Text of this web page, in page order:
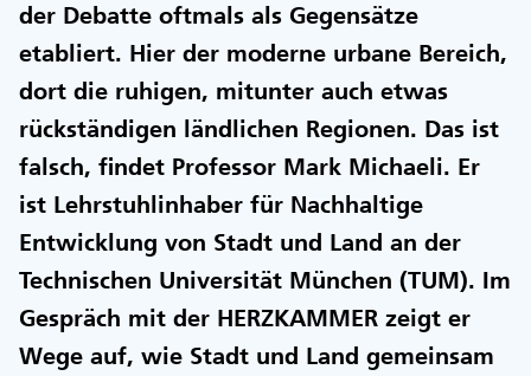
der Debatte oftmals als Gegensätze
etabliert. Hier der moderne urbane Bereich,
dort die ruhigen, mitunter auch etwas
rückständigen ländlichen Regionen. Das ist
falsch, findet Professor Mark Michaeli. Er
ist Lehrstuhlinhaber für Nachhaltige
Entwicklung von Stadt und Land an der
Technischen Universität München (TUM). Im
Gespräch mit der HERZKAMMER zeigt er
Wege auf, wie Stadt und Land gemeinsam